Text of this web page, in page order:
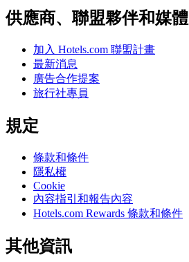
供應商、聯盟夥伴和媒體
加入 Hotels.com 聯盟計畫
最新消息
廣告合作提案
旅行社專員
規定
條款和條件
隱私權
Cookie
內容指引和報告內容
Hotels.com Rewards 條款和條件
其他資訊